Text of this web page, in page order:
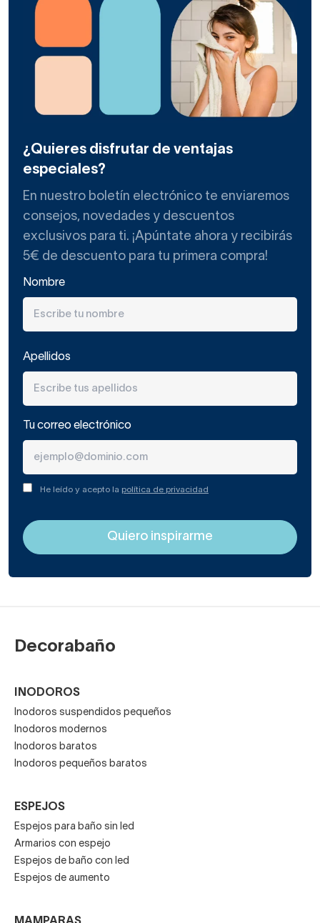
¿Quieres disfrutar de ventajas
especiales?
En nuestro boletín electrónico te enviaremos
consejos, novedades y descuentos
exclusivos para ti. ¡Apúntate ahora y recibirás
5€ de descuento para tu primera compra!
Nombre
Apellidos
Tu correo electrónico
He leído y acepto la política de privacidad
Decorabaño
INODOROS
Inodoros suspendidos pequeños
Inodoros modernos
Inodoros baratos
Inodoros pequeños baratos
ESPEJOS
Espejos para baño sin led
Armarios con espejo
Espejos de baño con led
Espejos de aumento